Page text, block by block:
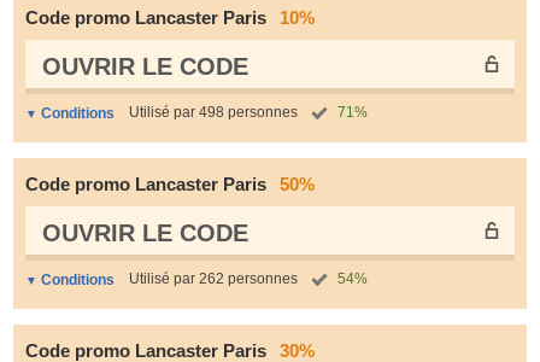
Code promo Lancaster Paris 10%
OUVRIR LE СODE
Conditions Utilisé par 498 personnes 71%
Code promo Lancaster Paris 50%
OUVRIR LE СODE
Conditions Utilisé par 262 personnes 54%
Code promo Lancaster Paris 30%